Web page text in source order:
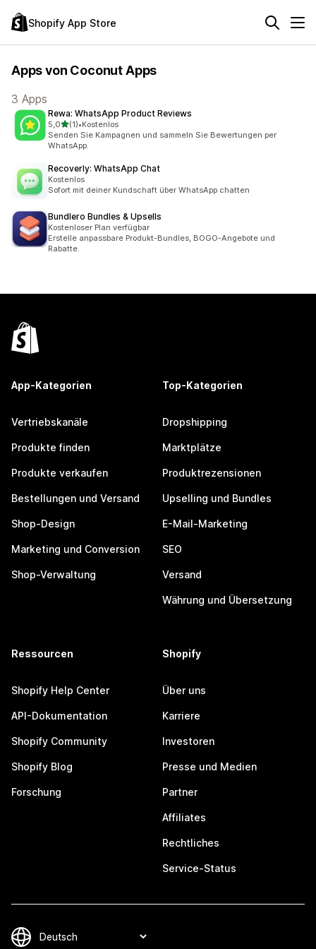
Shopify App Store
Apps von Coconut Apps
3 Apps
Rewa: WhatsApp Product Reviews
5,0von 5 Sternen
(1)
1 Rezensionen insgesamt
•Kostenlos
Senden Sie Kampagnen und sammeln Sie Bewertungen per
WhatsApp.
Recoverly: WhatsApp Chat
Kostenlos
Sofort mit deiner Kundschaft über WhatsApp chatten
Bundlero Bundles & Upsells
Kostenloser Plan verfügbar
Erstelle anpassbare Produkt-Bundles, BOGO-Angebote und
Rabatte.
App-Kategorien
Vertriebskanäle
Produkte finden
Produkte verkaufen
Bestellungen und Versand
Shop-Design
Marketing und Conversion
Shop-Verwaltung
Top-Kategorien
Dropshipping
Marktplätze
Produktrezensionen
Upselling und Bundles
E-Mail-Marketing
SEO
Versand
Währung und Übersetzung
Ressourcen
Shopify Help Center
API-Dokumentation
Shopify Community
Shopify Blog
Forschung
Shopify
Über uns
Karriere
Investoren
Presse und Medien
Partner
Affiliates
Rechtliches
Service-Status